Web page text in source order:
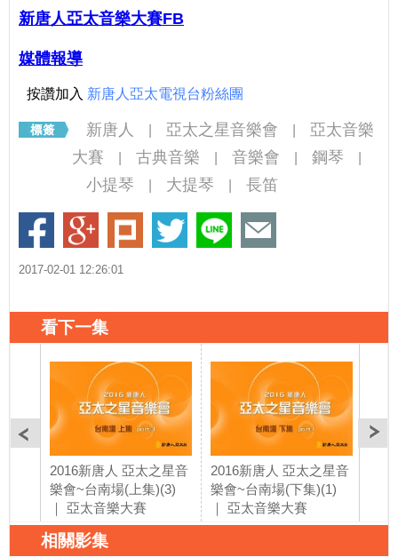
新唐人亞太音樂大賽FB
媒體報導
按讚加入 新唐人亞太電視台粉絲團
新唐人 亞太之星音樂會
亞太音樂
大賽
古典音樂 音樂會 鋼琴
小提琴 大提琴 長笛
2017-02-01 12:26:01
看下一集
2016新唐人 亞太之星音
樂會~台南場(上集)(3)
｜ 亞太音樂大賽
2016新唐人 亞太之星音
樂會~台南場(下集)(1)
｜ 亞太音樂大賽
相關影集